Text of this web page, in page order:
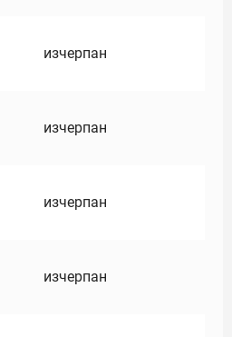
изчерпан
изчерпан
изчерпан
изчерпан